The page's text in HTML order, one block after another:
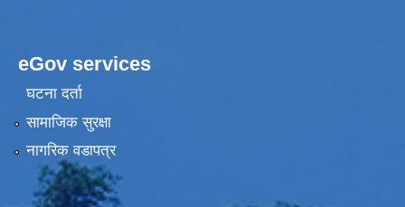
eGov services
घटना दर्ता
सामाजिक सुरक्षा
नागरिक वडापत्र